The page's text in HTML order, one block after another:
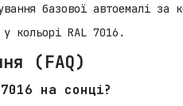
базової автоемалі за
кольорі RAL 7016.
(FAQ)
на сонці?